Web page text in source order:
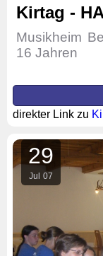
Kirtag -
Musikheim
16 Jahren
direkter Link zu
29
Jul 07